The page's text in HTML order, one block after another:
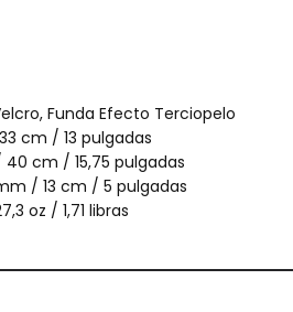
Funda Efecto Terciopelo
cm / 13 pulgadas
cm / 15,75 pulgadas
/ 13 cm / 5 pulgadas
oz / 1,71 libras